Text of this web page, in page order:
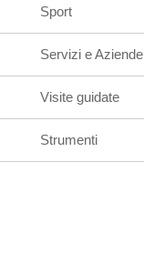
Sport
Servizi e Aziende
Visite guidate
Strumenti